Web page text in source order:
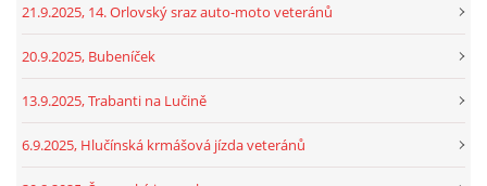
21.9.2025, 14. Orlovský sraz auto-moto veteránů
20.9.2025, Bubeníček
13.9.2025, Trabanti na Lučině
6.9.2025, Hlučínská krmášová jízda veteránů